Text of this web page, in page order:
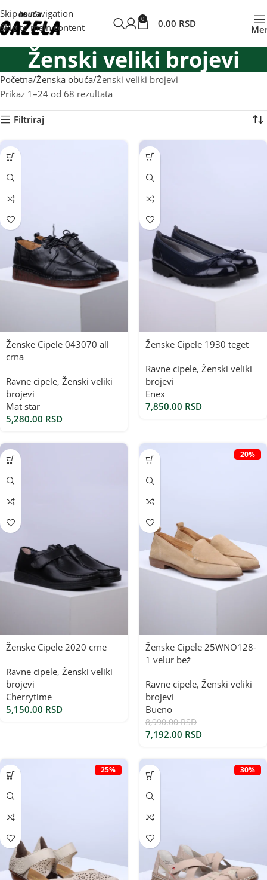
Skip to navigation
Skip to main content
0 0.00 RSD
Ženski veliki brojevi
Početna Ženska obuća Ženski veliki brojevi
Prikaz 1–24 od 68 rezultata
Filtriraj
Ženske Cipele 043070 all
crna
Ravne cipele, Ženski veliki
brojevi
Mat star
5,280.00 RSD
Ženske Cipele 1930 teget
Ravne cipele, Ženski veliki
brojevi
Enex
7,850.00 RSD
Ženske Cipele 2020 crne
Ravne cipele, Ženski veliki
brojevi
Cherrytime
5,150.00 RSD
20%
Ženske Cipele 25WNO128-
1 velur bež
Ravne cipele, Ženski veliki
brojevi
Bueno
8,990.00RSD
7,192.00 RSD
25% 30%